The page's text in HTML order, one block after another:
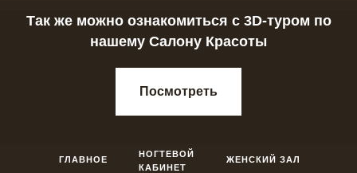
Так же можно ознакомиться с 3D-туром по
нашему Салону Красоты
Посмотреть
ГЛАВНОЕ
НОГТЕВОЙ
КАБИНЕТ
ЖЕНСКИЙ ЗАЛ